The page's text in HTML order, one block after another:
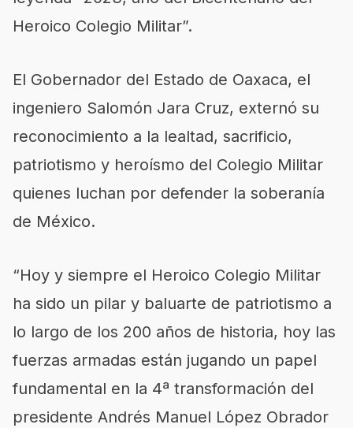
Heroico Colegio Militar”.
El Gobernador del Estado de Oaxaca, el
ingeniero Salomón Jara Cruz, externó su
reconocimiento a la lealtad, sacrificio,
patriotismo y heroísmo del Colegio Militar
quienes luchan por defender la soberanía
de México.
“Hoy y siempre el Heroico Colegio Militar
ha sido un pilar y baluarte de patriotismo a
lo largo de los 200 años de historia, hoy las
fuerzas armadas están jugando un papel
fundamental en la 4ª transformación del
presidente Andrés Manuel López Obrador